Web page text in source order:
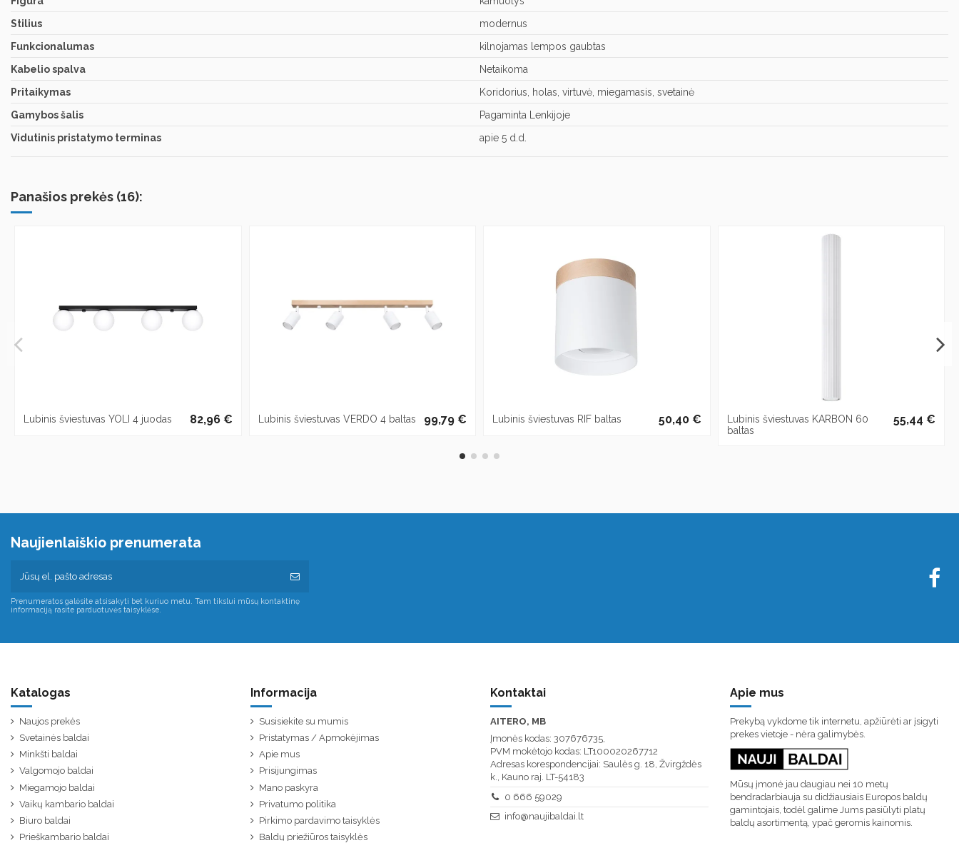
Stilius
modernus
Funkcionalumas
kilnojamas lempos gaubtas
Kabelio spalva
Netaikoma
Pritaikymas
Koridorius, holas, virtuvė, miegamasis, svetainė
Gamybos šalis
Pagaminta Lenkijoje
Vidutinis pristatymo terminas
apie 5 d.d.
Panašios prekės (16):
Lubinis šviestuvas YOLI 4 juodas 82,96 € Lubinis šviestuvas VERDO 4 baltas 99,79 € Lubinis šviestuvas RIF baltas 50,40 €
Lubinis šviestuvas KARBON 60
baltas
55,44 €
Naujienlaiškio prenumerata
Prenumeratos galėsite atsisakyti bet kuriuo metu. Tam tikslui mūsų kontaktinę
informaciją rasite parduotuvės taisyklėse.
Katalogas
Naujos prekės
Svetainės baldai
Minkšti baldai
Valgomojo baldai
Miegamojo baldai
Vaikų kambario baldai
Biuro baldai
Prieškambario baldai
Informacija
Susisiekite su mumis
Pristatymas / Apmokėjimas
Apie mus
Prisijungimas
Mano paskyra
Privatumo politika
Pirkimo pardavimo taisyklės
Baldų priežiūros taisyklės
Kontaktai
AITERO, MB
Įmonės kodas: 307676735,
PVM mokėtojo kodas: LT100020267712
Adresas korespondencijai: Saulės g. 18, Žvirgždės
k., Kauno raj. LT-54183
0 666 59029
info@naujibaldai.lt
Apie mus
Prekybą vykdome tik internetu, apžiūrėti ar įsigyti
prekes vietoje - nėra galimybės.
Mūsų įmonė jau daugiau nei 10 metų
bendradarbiauja su didžiausiais Europos baldų
gamintojais, todėl galime Jums pasiūlyti platų
baldų asortimentą, ypač geromis kainomis.